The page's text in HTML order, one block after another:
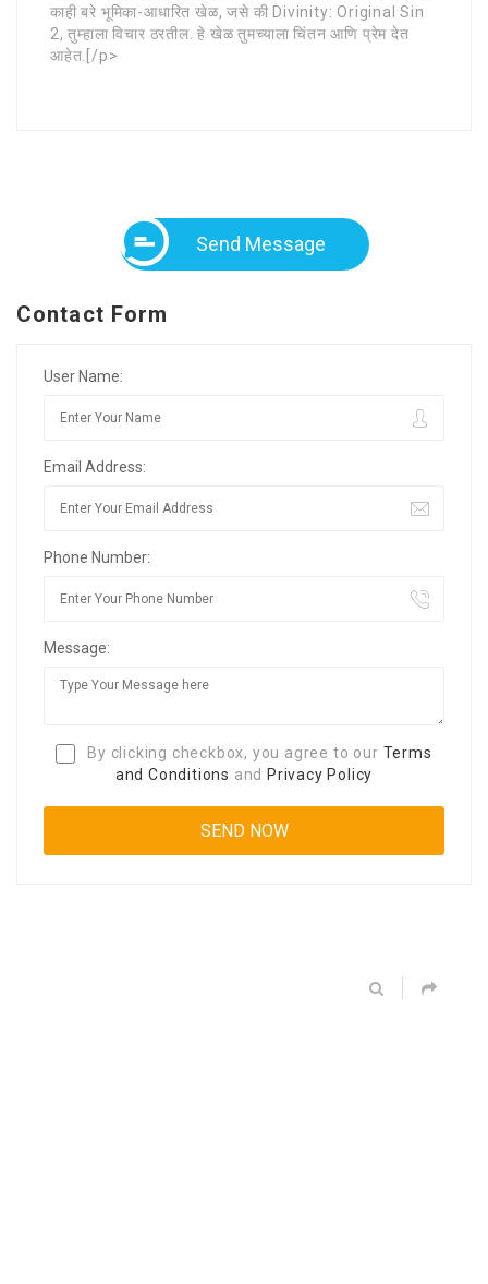
काही बरे भूमिका-आधारित खेळ, जसे की Divinity: Original Sin
2, तुम्हाला विचार ठरतील. हे खेळ तुमच्याला चिंतन आणि प्रेम देत
आहेत.[/p>
Send Message
Contact Form
User Name:
Email Address:
Phone Number:
Message:
By clicking checkbox, you agree to our Terms
and Conditions and Privacy Policy